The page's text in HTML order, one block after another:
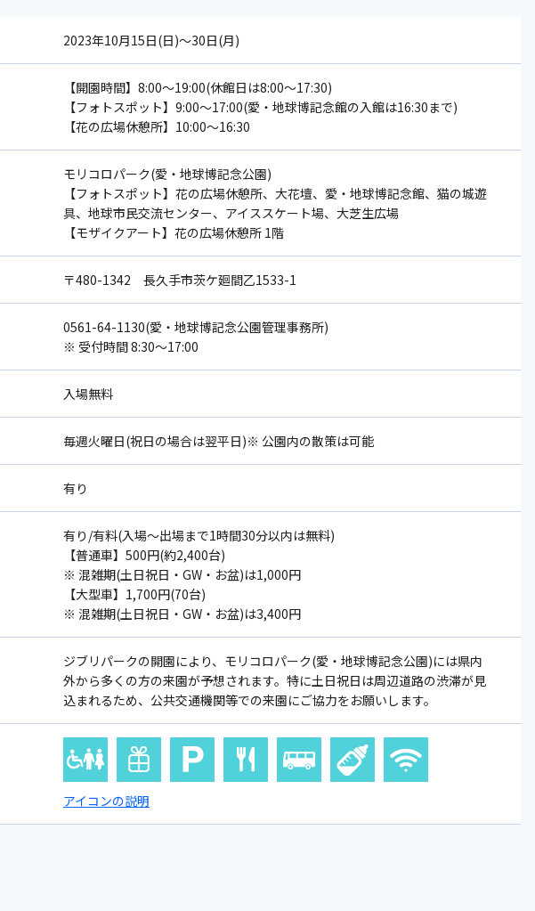
2023年10月15日(日)～30日(月)
【開園時間】8:00～19:00(休館日は8:00～17:30)
【フォトスポット】9:00～17:00(愛・地球博記念館の入館は16:30まで)
【花の広場休憩所】10:00～16:30
モリコロパーク(愛・地球博記念公園)
【フォトスポット】花の広場休憩所、大花壇、愛・地球博記念館、猫の城遊
具、地球市民交流センター、アイススケート場、大芝生広場
【モザイクアート】花の広場休憩所 1階
〒480-1342 長久手市茨ケ廻間乙1533-1
0561-64-1130(愛・地球博記念公園管理事務所)
※ 受付時間 8:30～17:00
入場無料
毎週火曜日(祝日の場合は翌平日)※ 公園内の散策は可能
有り
有り/有料(入場～出場まで1時間30分以内は無料)
【普通車】500円(約2,400台)
※ 混雑期(土日祝日・GW・お盆)は1,000円
【大型車】1,700円(70台)
※ 混雑期(土日祝日・GW・お盆)は3,400円
ジブリパークの開園により、モリコロパーク(愛・地球博記念公園)には県内
外から多くの方の来園が予想されます。特に土日祝日は周辺道路の渋滞が見
込まれるため、公共交通機関等での来園にご協力をお願いします。
アイコンの説明